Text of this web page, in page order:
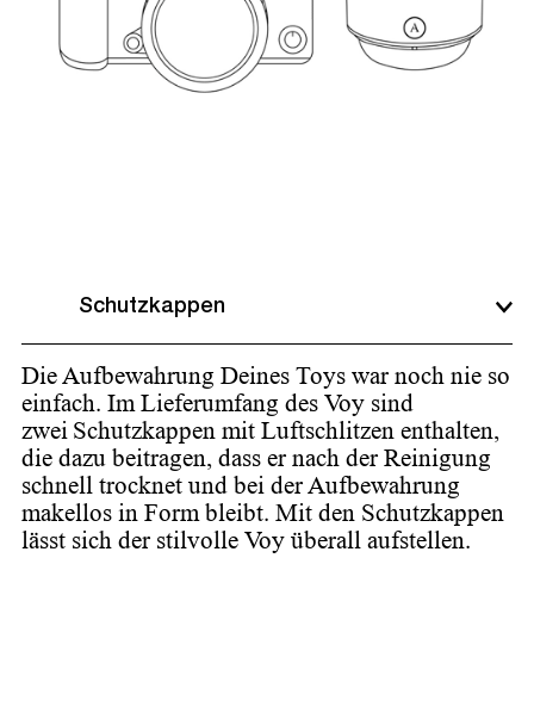
Schutzkappen
Die Aufbewahrung Deines Toys war noch nie so
einfach. Im Lieferumfang des Voy sind
zwei Schutzkappen mit Luftschlitzen enthalten,
die dazu beitragen, dass er nach der Reinigung
schnell trocknet und bei der Aufbewahrung
makellos in Form bleibt. Mit den Schutzkappen
lässt sich der stilvolle Voy überall aufstellen.